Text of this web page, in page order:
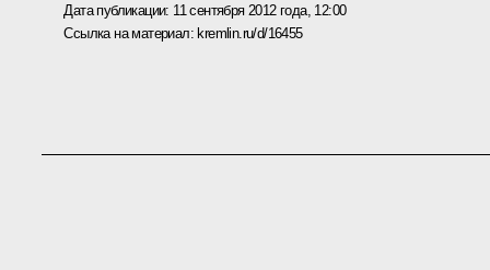
Дата публикации: 11 сентября 2012 года, 12:00
Ссылка на материал: kremlin.ru/d/16455